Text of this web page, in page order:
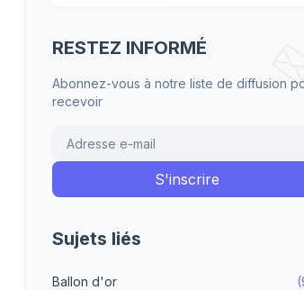
RESTEZ INFORMÉ
Abonnez-vous à notre liste de diffusion
recevoir
Sujets liés
Ballon d'or